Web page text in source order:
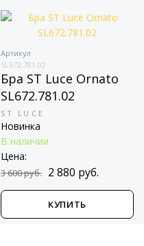
Артикул
SL672.781.02
Бра ST Luce Ornato
SL672.781.02
ST LUCE
Новинка
В наличии
Цена:
3 600 руб. 2 880 руб.
КУПИТЬ